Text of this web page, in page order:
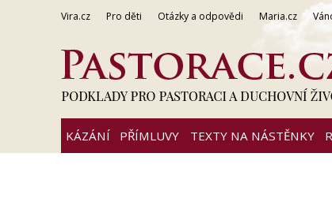
Vira.cz Pro děti Otázky a odpovědi Maria.cz
KÁZÁNÍ PŘÍMLUVY TEXTY NA NÁSTĚNKY